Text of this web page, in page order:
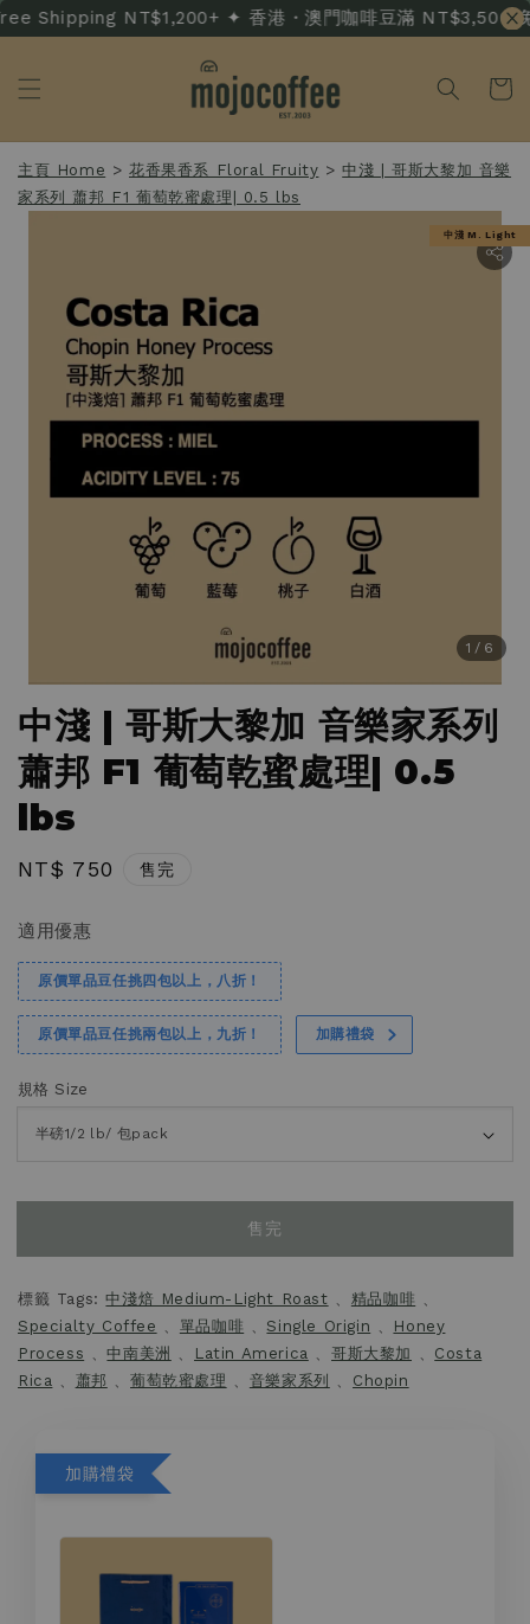
Shipping NT$1,200+ ✦ 香港・澳門咖啡豆滿
主頁 Home >花香果香系 Floral Fruity >中淺 | 哥斯大黎加 音樂
家系列 蕭邦 F1 葡萄乾蜜處理| 0.5 lbs
1 /6
中淺 M. Light
中淺 | 哥斯大黎加 音樂家系列
蕭邦 F1 葡萄乾蜜處理| 0.5
lbs
Regular
NT$ 750 售完
適用優惠
原價單品豆任挑四包以上，八折！
原價單品豆任挑兩包以上，九折！ 加購禮袋
規格 Size
售完
標籤 Tags:中淺焙 Medium-Light Roast 、 精品咖啡 、
Specialty Coffee 、 單品咖啡 、 Single Origin 、
Honey
Process 、中南美洲 、 Latin America 、哥斯大黎加 、 Costa
Rica 、 蕭邦 、葡萄乾蜜處理 、 音樂家系列 、 Chopin
加購禮袋